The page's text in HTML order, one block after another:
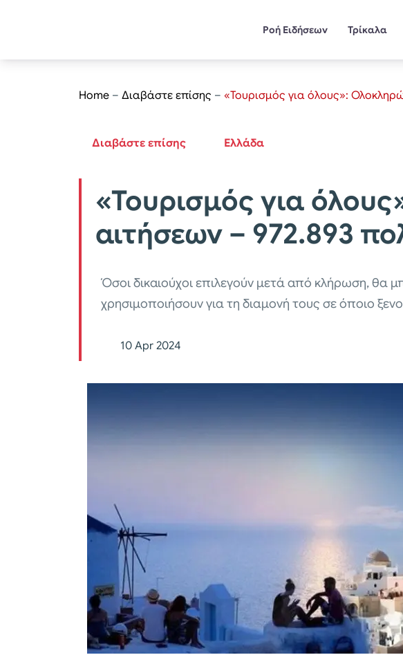
Ροή Ειδήσεων Τρίκαλα
Home – Διαβάστε επίσης – «Τουρισμός για όλους»:
Διαβάστε επίσης Ελλάδα
«Τουρισμός για
αιτήσεων – 972.893
Όσοι δικαιούχοι επιλεγούν μετά από κλήρωση, θα
χρησιμοποιήσουν για τη διαμονή τους σε όποιο
10 Apr 2024